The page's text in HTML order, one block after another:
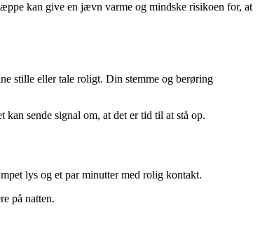
kan give en jævn varme og mindske risikoen for, at
stille eller tale roligt. Din stemme og berøring
sende signal om, at det er tid til at stå op.
lys og et par minutter med rolig kontakt.
på natten.